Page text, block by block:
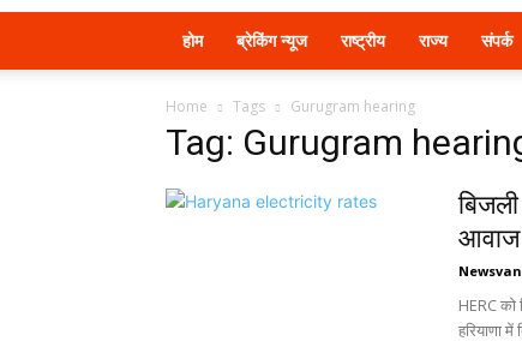
होम ब्रेकिंग न्यूज राष्ट्रीय राज्य संपर्क
Home Tags Gurugram hearing
Tag: Gurugram
HERC
हरियाणा